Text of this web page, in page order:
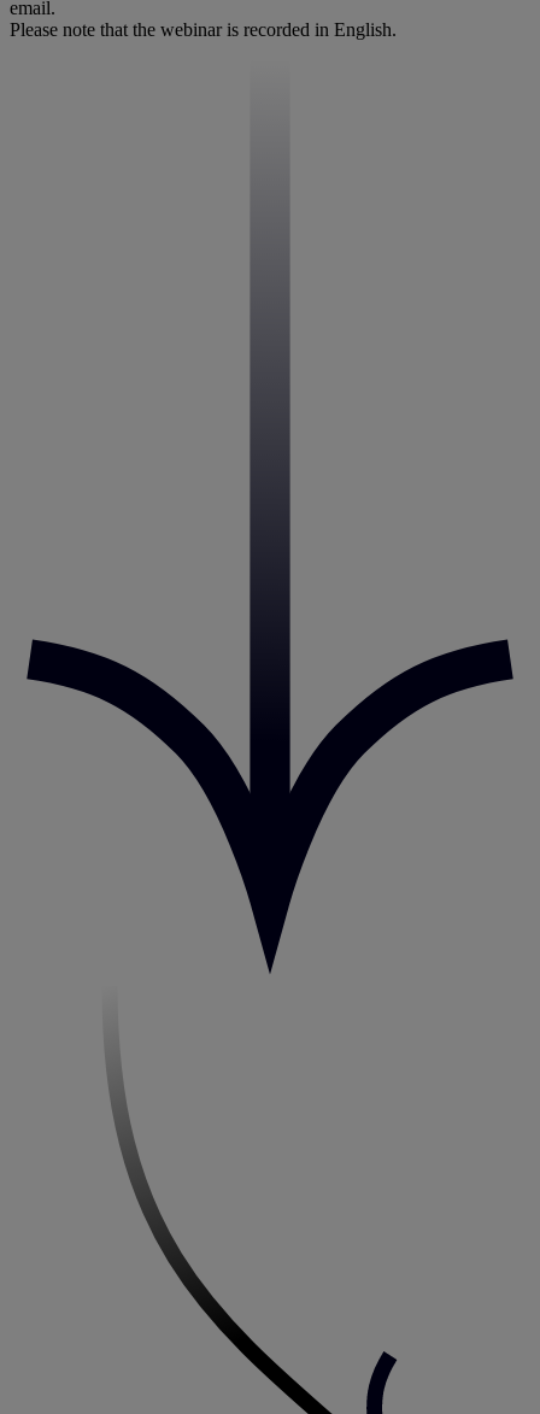
email.
Please note that the webinar is recorded in English.